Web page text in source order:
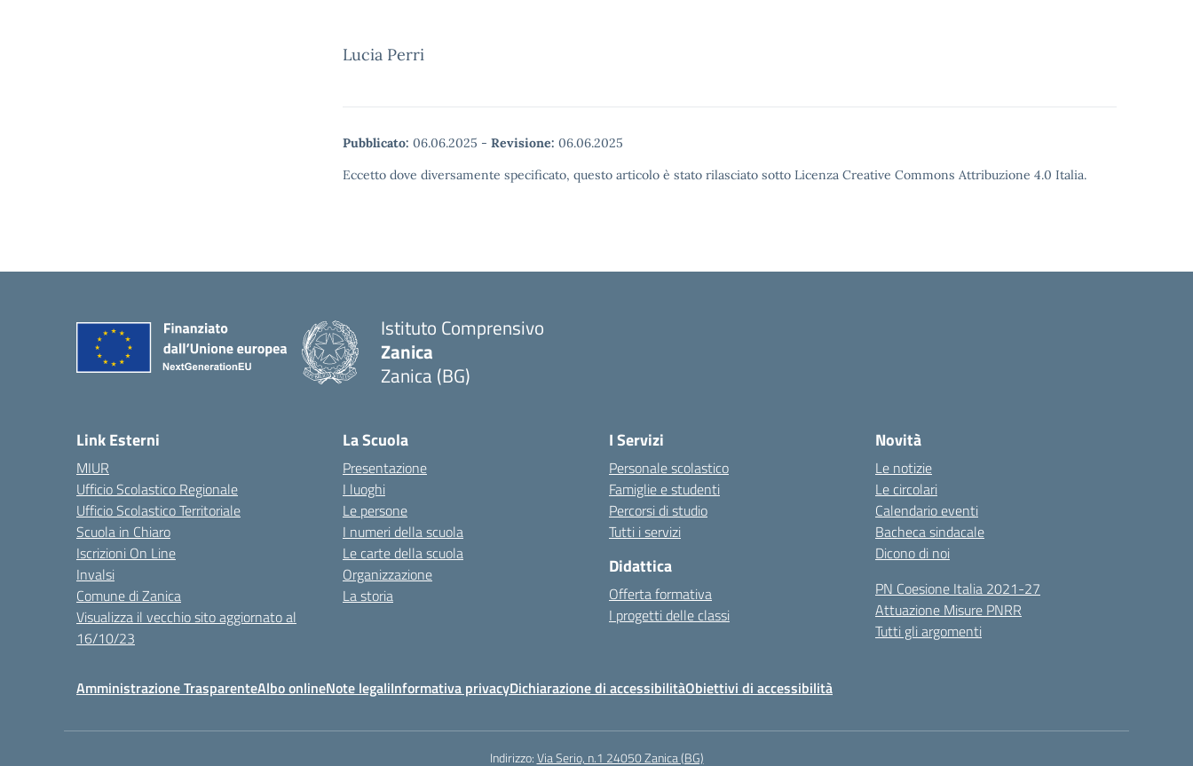
Lucia Perri
Pubblicato: 06.06.2025 - Revisione: 06.06.2025
Eccetto dove diversamente specificato, questo articolo è stato rilasciato sotto Licenza Creative Commons Attribuzione 4.0 Italia.
Istituto Comprensivo
Zanica
Zanica (BG)
Link Esterni
MIUR
Ufficio Scolastico Regionale
Ufficio Scolastico Territoriale
Scuola in Chiaro
Iscrizioni On Line
Invalsi
Comune di Zanica
Visualizza il vecchio sito aggiornato al
16/10/23
La Scuola
Presentazione
I luoghi
Le persone
I numeri della scuola
Le carte della scuola
Organizzazione
La storia
I Servizi
Personale scolastico
Famiglie e studenti
Percorsi di studio
Tutti i servizi
Didattica
Offerta formativa
I progetti delle classi
Novità
Le notizie
Le circolari
Calendario eventi
Bacheca sindacale
Dicono di noi
PN Coesione Italia 2021-27
Attuazione Misure PNRR
Tutti gli argomenti
Amministrazione TrasparenteAlbo onlineNote legaliInformativa privacyDichiarazione di accessibilitàObiettivi di accessibilità
Indirizzo:Via Serio, n.1 24050 Zanica (BG)